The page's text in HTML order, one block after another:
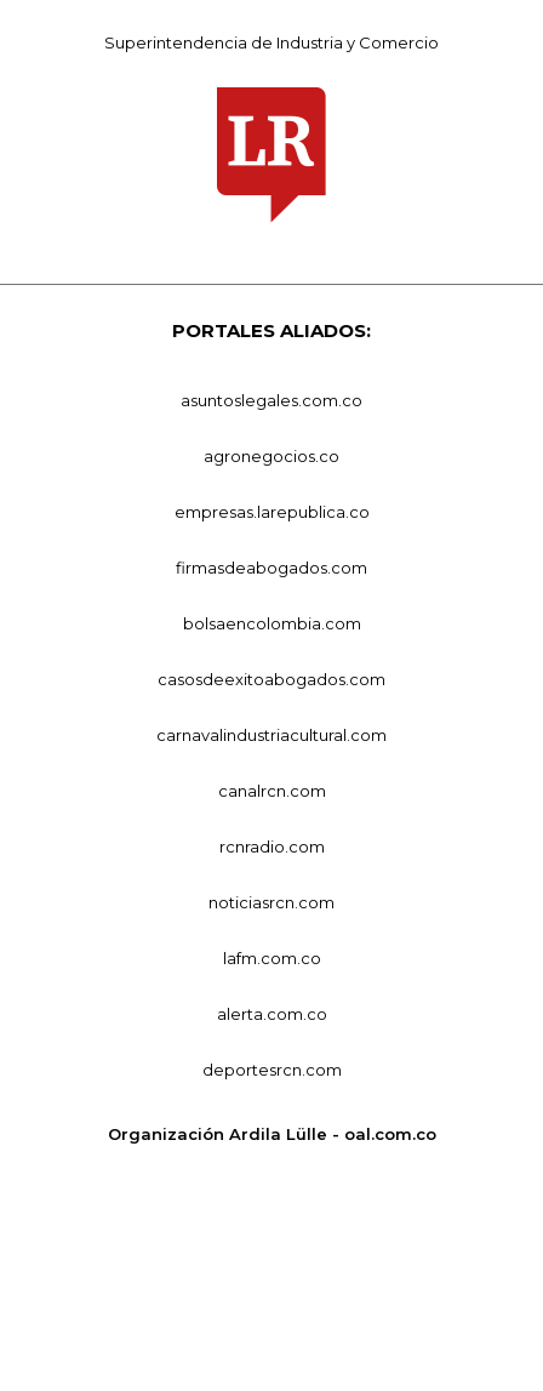
Superintendencia de Industria y Comercio
PORTALES ALIADOS:
asuntoslegales.com.co
agronegocios.co
empresas.larepublica.co
firmasdeabogados.com
bolsaencolombia.com
casosdeexitoabogados.com
carnavalindustriacultural.com
canalrcn.com
rcnradio.com
noticiasrcn.com
lafm.com.co
alerta.com.co
deportesrcn.com
Organización Ardila Lülle - oal.com.co